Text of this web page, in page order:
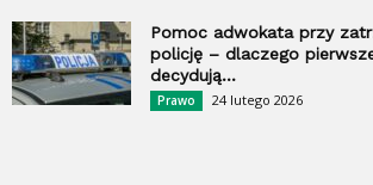
Pomoc adwokata przy
policję – dlaczego
decydują...
Prawo 24 lutego 2026